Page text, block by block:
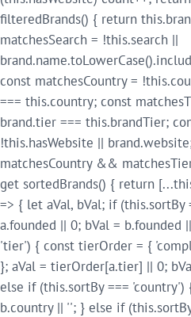
filteredBrands() { return
matchesSearch = !this.search ||
const matchesCountry =
=== this.country; const
brand.tier === this.brandTier;
!this.hasWebsite ||
matchesCountry &&
get sortedBrands() { return
=> { let aVal, bVal; if (this.sortBy
a.founded || 0; bVal = b.founded
'tier') { const tierOrder = {
}; aVal = tierOrder[a.tier] || 0;
else if (this.sortBy === 'country')
b.country || ''; } else if